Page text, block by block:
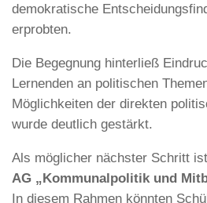
demokratische
erprobten.
Die Begegnung hinterließ
Lernenden an politischen
Möglichkeiten der direkten
wurde deutlich gestärkt.
Als möglicher nächster Schritt
AG „Kommunalpolitik und
In diesem Rahmen könnten